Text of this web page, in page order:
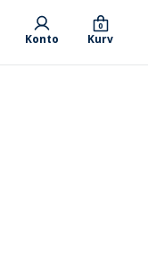
Konto Kurv
0